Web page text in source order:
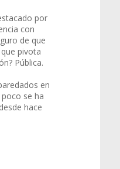
por
con
de que
pivota
Pública.
en
se ha
hace